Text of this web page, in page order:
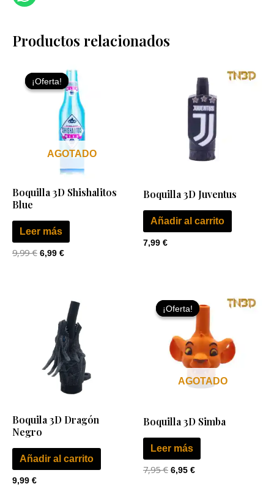
Productos relacionados
¡Oferta!
AGOTADO
¡Oferta!
Boquilla 3D Shishalitos
Blue
Leer más
9,99€
precio
original
9,99 €.
6,99 €
precio
actual
es:
6,99 €.
Boquilla 3D Juventus
Añadir al carrito
7,99 €
Boquila 3D Dragón
Negro
Añadir al carrito
9,99 €
¡Oferta!
AGOTADO
¡Oferta!
Boquilla 3D Simba
Leer más
7,95€
precio
original
7,95 €.
6,95 €
precio
actual
es:
6,95 €.